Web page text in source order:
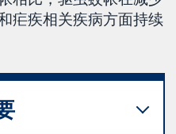
疟疾相关疾病方面持续